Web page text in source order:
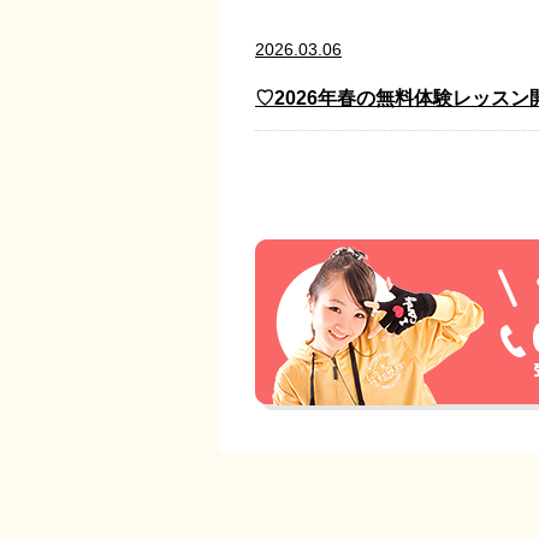
2026.03.06
♡2026年春の無料体験レッス